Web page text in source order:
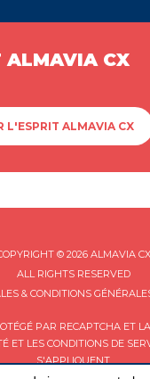
ALMAVIA CX
L'ESPRIT ALMAVIA CX
© 2026 ALMAVIA CX
ALL RIGHTS RESERVED
& CONDITIONS
PAR RECAPTCHA ET
ET LES CONDITIONS DE
S'APPLIQUENT.